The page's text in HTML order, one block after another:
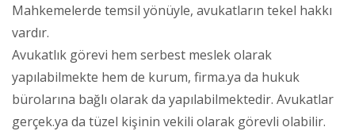
Mahkemelerde temsil yönüyle, avukatların tekel hakkı
vardır.
Avukatlık görevi hem serbest meslek olarak
yapılabilmekte hem de kurum, firma.ya da hukuk
bürolarına bağlı olarak da yapılabilmektedir. Avukatlar
gerçek.ya da tüzel kişinin vekili olarak görevli olabilir.